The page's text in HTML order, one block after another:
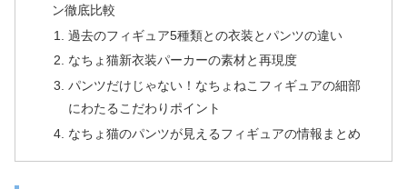
ン徹底比較
過去のフィギュア5種類との衣装とパンツの違い
なちょ猫新衣装パーカーの素材と再現度
パンツだけじゃない！なちょねこフィギュアの細部
にわたるこだわりポイント
なちょ猫のパンツが見えるフィギュアの情報まとめ